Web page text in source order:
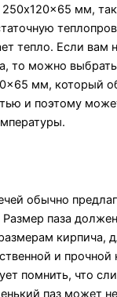
мм,
тепло. Если вам
то можно
мм, который
и поэтому
обычно
паза должен
кирпича,
и
помнить, что
паз может